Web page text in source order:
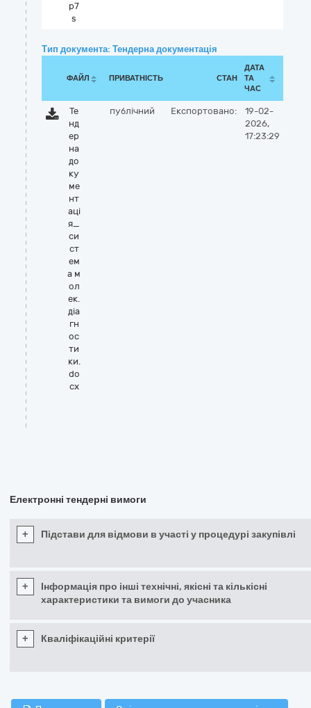
p7
s
Тип документа: Тендерна документація
ФАЙЛ ПРИВАТНІСТЬ СТАН
ДАТА
ТА
ЧАС
Те
нд
ер
на
до
ку
ме
нт
аці
я_
си
ст
ем
а м
ол
ек.
діа
гн
ос
ти
ки.
do
cx
публічний Експортовано:
19-02-
2026,
17:23:29
Електронні тендерні вимоги
+ Підстави для відмови в участі у процедурі закупівлі
+
Інформація про інші технічні, якісні та кількісні
характеристики та вимоги до учасника
+ Кваліфікаційні критерії